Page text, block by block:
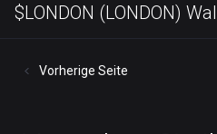
$LONDON (LONDON)
Vorherige Seite